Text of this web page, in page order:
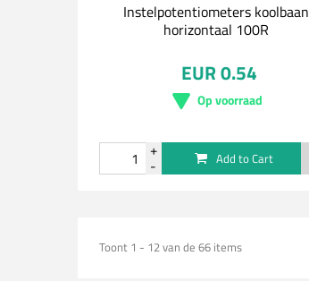
Instelpotentiometers koolbaan
horizontaal 100R
EUR 0.54
Op voorraad
Add to Cart
Toont 1 - 12 van de 66 items